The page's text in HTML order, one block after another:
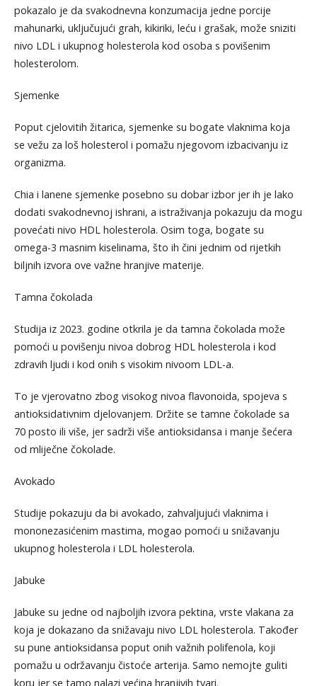
pokazalo je da svakodnevna konzumacija jedne porcije
mahunarki, uključujući grah, kikiriki, leću i grašak, može sniziti
nivo LDL i ukupnog holesterola kod osoba s povišenim
holesterolom.
Sjemenke
Poput cjelovitih žitarica, sjemenke su bogate vlaknima koja
se vežu za loš holesterol i pomažu njegovom izbacivanju iz
organizma.
Chia i lanene sjemenke posebno su dobar izbor jer ih je lako
dodati svakodnevnoj ishrani, a istraživanja pokazuju da mogu
povećati nivo HDL holesterola. Osim toga, bogate su
omega-3 masnim kiselinama, što ih čini jednim od rijetkih
biljnih izvora ove važne hranjive materije.
Tamna čokolada
Studija iz 2023. godine otkrila je da tamna čokolada može
pomoći u povišenju nivoa dobrog HDL holesterola i kod
zdravih ljudi i kod onih s visokim nivoom LDL-a.
To je vjerovatno zbog visokog nivoa flavonoida, spojeva s
antioksidativnim djelovanjem. Držite se tamne čokolade sa
70 posto ili više, jer sadrži više antioksidansa i manje šećera
od mliječne čokolade.
Avokado
Studije pokazuju da bi avokado, zahvaljujući vlaknima i
mononezasićenim mastima, mogao pomoći u snižavanju
ukupnog holesterola i LDL holesterola.
Jabuke
Jabuke su jedne od najboljih izvora pektina, vrste vlakana za
koja je dokazano da snižavaju nivo LDL holesterola. Također
su pune antioksidansa poput onih važnih polifenola, koji
pomažu u održavanju čistoće arterija. Samo nemojte guliti
koru jer se tamo nalazi većina hranjivih tvari.